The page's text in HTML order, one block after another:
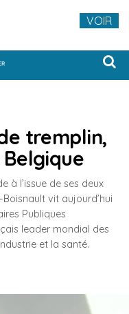
tremplin,
à l’issue de ses deux
vit aujourd’hui
Publiques
leader mondial des
et la santé.
VOIR